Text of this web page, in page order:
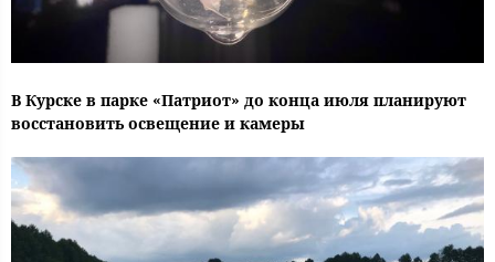
В Курске в парке «Патриот» до конца июля планируют
восстановить освещение и камеры